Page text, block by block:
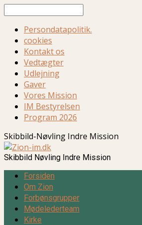
Persondatapolitik.
cookies
Kontakt os
Vedtægter
Udlejning
Gaver
Vores Mission
IM Bestyrelsen
Program 2026
Skibbild-Nøvling Indre Mission
Skibbild Nøvling Indre Mission
Forsiden
Om Zion
Forbønsgrupper
Mødelederteam
Kirke